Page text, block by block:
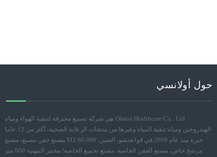
حول أولانسي
Olansi Healthcare Co.، Ltd هي شركة تصنيع محترفة لتنقية الهواء ومياه
الهيدروجين ومياه تنقية المياه وغيرها من منتجات الرعاية الصحية، أكثر من 12 عاما
خبرة منذ عام 2009 في قوانغتشو، الصين. 60،000 M2 مصنع حقن مصنع، مصنع
مرشح خاص، مصنع العفن الخاصة، مصنع تجميع الخاصة! مختبر المهنية 600 متر